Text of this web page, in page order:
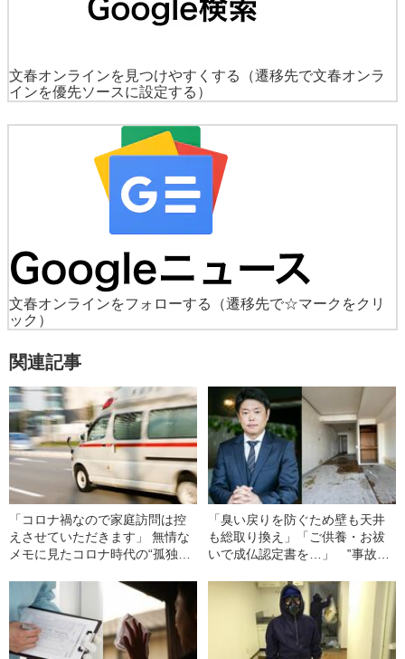
文春オンラインを見つけやすくする
（遷移先で文春オンラ
インを優先ソースに設定する）
文春オンラインをフォローする
（遷移先で☆マークをクリ
ック）
関連記事
「コロナ禍なので家庭訪問は控
えさせていただきます」 無情な
メモに見たコロナ時代の“孤独死
「臭い戻りを防ぐため壁も天井
も総取り換え」「ご供養・お祓
いで成仏認定書を…」 ‟事故物